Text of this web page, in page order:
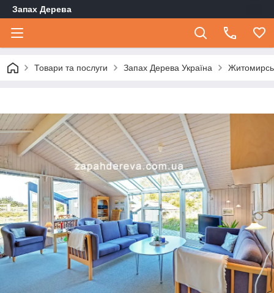
Запах Дерева
Товари та послуги Запах Дерева Україна